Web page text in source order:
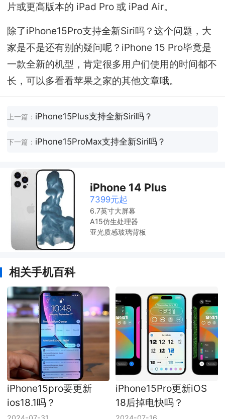
片或更高版本的 iPad Pro 或 iPad Air。
除了iPhone15Pro支持全新Siri吗？这个问题，大
家是不是还有别的疑问呢？iPhone 15 Pro毕竟是
一款全新的机型，肯定很多用户们使用的时间都不
长，可以多看看苹果之家的其他文章哦。
上一篇： iPhone15Plus支持全新Siri吗？
下一篇： iPhone15ProMax支持全新Siri吗？
iPhone 14 Plus
7399元起
6.7英寸大屏幕
A15仿生处理器
亚光质感玻璃背板
相关手机百科
iPhone15pro要更新
ios18.1吗？
iPhone15Pro更新iOS
18后掉电快吗？